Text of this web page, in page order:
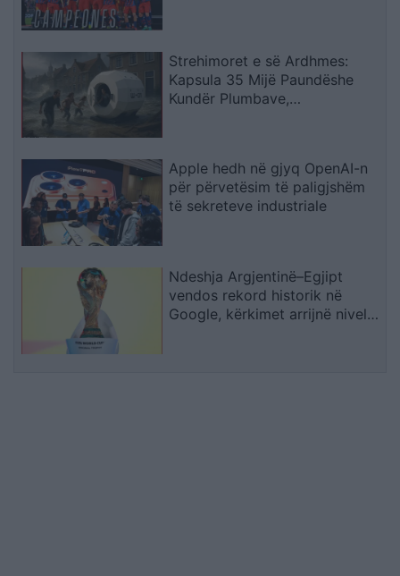
Strehimoret e së Ardhmes:
Kapsula 35 Mijë Paundëshe
Kundër Plumbave,
Apple hedh në gjyq OpenAI-n
për përvetësim të paligjshëm
të sekreteve industriale
Ndeshja Argjentinë–Egjipt
vendos rekord historik në
Google, kërkimet arrijnë nivele